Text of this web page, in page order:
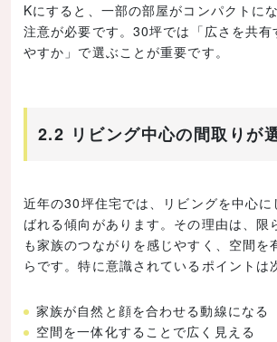
Kにすると、一部の部屋がコンパクトに
注意が必要です。30坪では「広さを共有
やすか」で選ぶことが重要です。
2.2 リビング中心の間取りが
近年の30坪住宅では、リビングを中心に
ばれる傾向があります。その理由は、限
も家族のつながりを感じやすく、空間を
らです。特に意識されているポイントは
家族が自然と顔を合わせる動線になる
空間を一体化することで広く見える